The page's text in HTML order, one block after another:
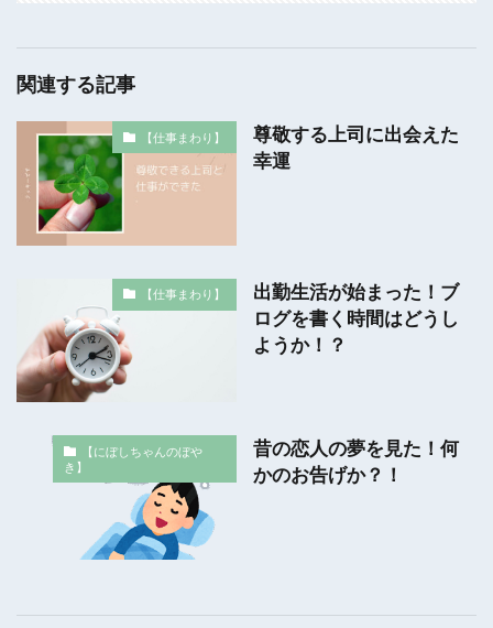
関連する記事
【仕事まわり】
尊敬する上司に出会えた
幸運
【仕事まわり】
出勤生活が始まった！ブ
ログを書く時間はどうし
ようか！？
【にぼしちゃんのぼや
き】
昔の恋人の夢を見た！何
かのお告げか？！